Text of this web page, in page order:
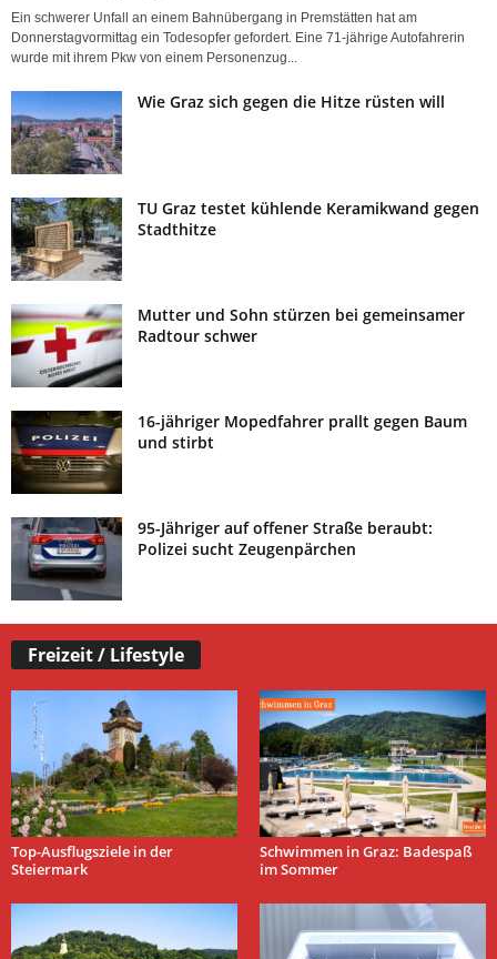
Ein schwerer Unfall an einem Bahnübergang in Premstätten hat am
Donnerstagvormittag ein Todesopfer gefordert. Eine 71-jährige Autofahrerin
wurde mit ihrem Pkw von einem Personenzug...
Wie Graz sich gegen die Hitze rüsten will
TU Graz testet kühlende Keramikwand gegen
Stadthitze
Mutter und Sohn stürzen bei gemeinsamer
Radtour schwer
16-jähriger Mopedfahrer prallt gegen Baum
und stirbt
95-Jähriger auf offener Straße beraubt:
Polizei sucht Zeugenpärchen
Freizeit / Lifestyle
Top-Ausflugsziele in der
Steiermark
Schwimmen in Graz: Badespaß
im Sommer